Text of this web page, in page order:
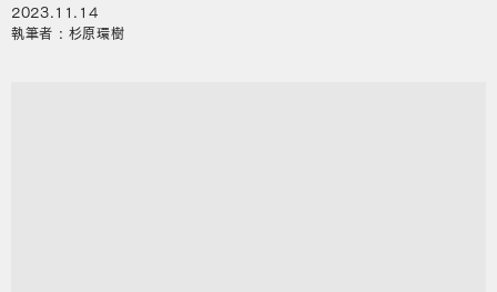
2023.11.14
執筆者 : 杉原環樹